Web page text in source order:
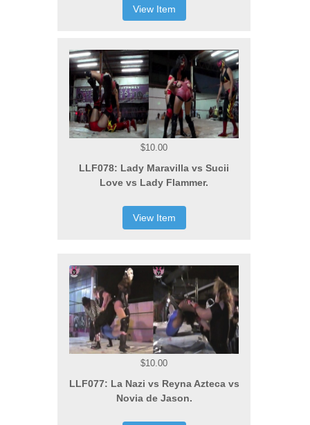
View Item
$10.00
LLF078: Lady Maravilla vs Sucii
Love vs Lady Flammer.
View Item
$10.00
LLF077: La Nazi vs Reyna Azteca vs
Novia de Jason.